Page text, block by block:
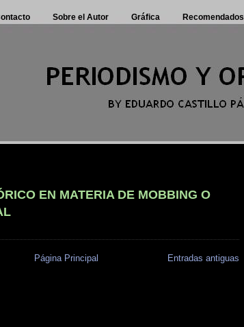
Sobre el Autor Gráfica Recomendados
EN MATERIA DE MOBBING O
Entradas antiguas
Página Principal